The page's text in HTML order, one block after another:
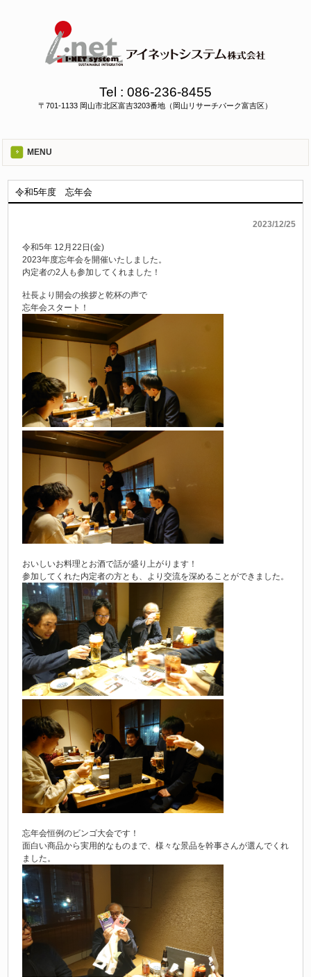
Tel : 086-236-8455
〒701-1133 岡山市北区富吉3203番地（岡山リサーチパーク富吉区）
MENU
令和5年度 忘年会
2023/12/25
令和5年 12月22日(金)
2023年度忘年会を開催いたしました。
内定者の2人も参加してくれました！
社長より開会の挨拶と乾杯の声で
忘年会スタート！
おいしいお料理とお酒で話が盛り上がります！
参加してくれた内定者の方とも、より交流を深めることができました。
忘年会恒例のビンゴ大会です！
面白い商品から実用的なものまで、様々な景品を幹事さんが選んでくれ
ました。